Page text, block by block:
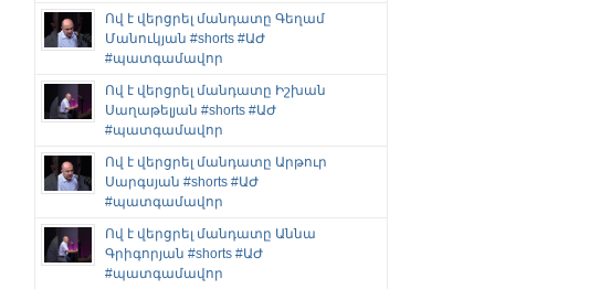
Ով է վերցրել մանդատը Գեղամ
Մանուկյան #shorts #ԱԺ
#պատգամավոր
Ով է վերցրել մանդատը Իշխան
Սաղաթելյան #shorts #ԱԺ
#պատգամավոր
Ով է վերցրել մանդատը Արթուր
Սարգսյան #shorts #ԱԺ
#պատգամավոր
Ով է վերցրել մանդատը Աննա
Գրիգորյան #shorts #ԱԺ
#պատգամավոր